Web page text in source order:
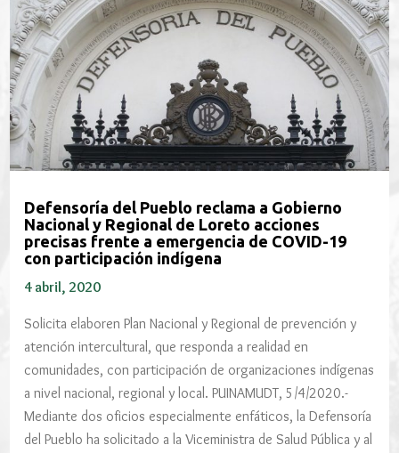
Defensoría del Pueblo reclama a Gobierno
Nacional y Regional de Loreto acciones
precisas frente a emergencia de COVID-19
con participación indígena
4 abril, 2020
Solicita elaboren Plan Nacional y Regional de prevención y
atención intercultural, que responda a realidad en
comunidades, con participación de organizaciones indígenas
a nivel nacional, regional y local. PUINAMUDT, 5/4/2020.-
Mediante dos oficios especialmente enfáticos, la Defensoría
del Pueblo ha solicitado a la Viceministra de Salud Pública y al